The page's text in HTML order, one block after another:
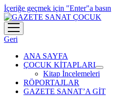
İçeriğe geçmek için "Enter"a basın
menüyü
aç
Geri
ANA SAYFA
ÇOCUK KİTAPLARI
aç
Kitap İncelemeleri
RÖPORTAJLAR
GAZETE SANAT’A GİT